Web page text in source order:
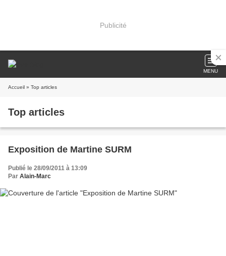
Publicité
MENU
Accueil » Top articles
Top articles
Exposition de Martine SURM
Publié le 28/09/2011 à 13:09
Par Alain-Marc